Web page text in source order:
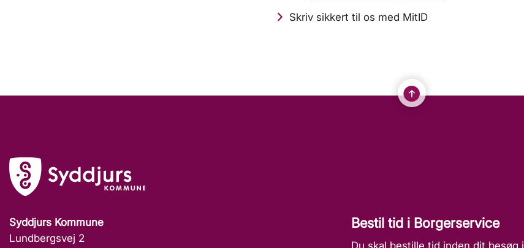
Skriv sikkert til os med MitID
Syddjurs Kommune
Lundbergsvej 2
Bestil tid i Borgerservice
Du skal bestille tid inden dit besøg i